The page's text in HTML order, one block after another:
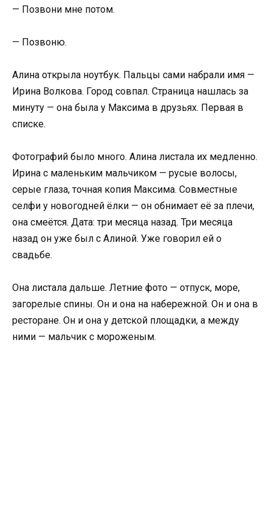
— Позвони мне потом.
— Позвоню.
Алина открыла ноутбук. Пальцы сами набрали имя —
Ирина Волкова. Город совпал. Страница нашлась за
минуту — она была у Максима в друзьях. Первая в
списке.
Фотографий было много. Алина листала их медленно.
Ирина с маленьким мальчиком — русые волосы,
серые глаза, точная копия Максима. Совместные
селфи у новогодней ёлки — он обнимает её за плечи,
она смеётся. Дата: три месяца назад. Три месяца
назад он уже был с Алиной. Уже говорил ей о
свадьбе.
Она листала дальше. Летние фото — отпуск, море,
загорелые спины. Он и она на набережной. Он и она в
ресторане. Он и она у детской площадки, а между
ними — мальчик с мороженым.